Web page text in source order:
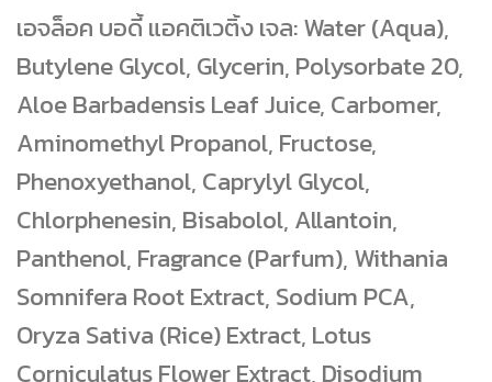
เอจล็อค บอดี้ แอคติเวติ้ง เจล: Water (Aqua),
Butylene Glycol, Glycerin, Polysorbate 20,
Aloe Barbadensis Leaf Juice, Carbomer,
Aminomethyl Propanol, Fructose,
Phenoxyethanol, Caprylyl Glycol,
Chlorphenesin, Bisabolol, Allantoin,
Panthenol, Fragrance (Parfum), Withania
Somnifera Root Extract, Sodium PCA,
Oryza Sativa (Rice) Extract, Lotus
Corniculatus Flower Extract, Disodium